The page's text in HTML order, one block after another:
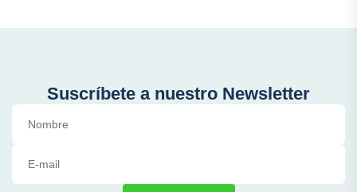
Suscríbete a nuestro Newsletter